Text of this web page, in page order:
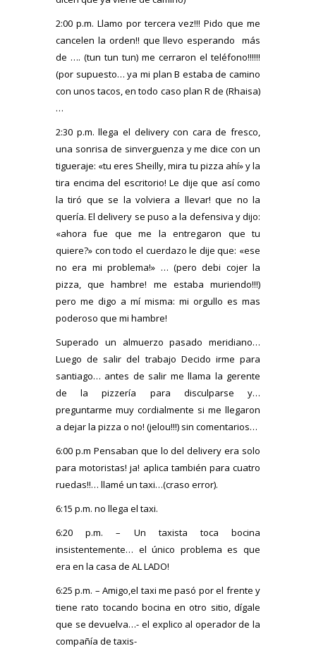
2:00 p.m. Llamo por tercera vez!!! Pido que me
cancelen la orden!! que llevo esperando más
de …. (tun tun tun) me cerraron el teléfono!!!!!!
(por supuesto… ya mi plan B estaba de camino
con unos tacos, en todo caso plan R de (Rhaisa)
…
2:30 p.m. llega el delivery con cara de fresco,
una sonrisa de sinverguenza y me dice con un
tigueraje: «tu eres Sheilly, mira tu pizza ahí» y la
tira encima del escritorio! Le dije que así como
la tiró que se la volviera a llevar! que no la
quería. El delivery se puso a la defensiva y dijo:
«ahora fue que me la entregaron que tu
quiere?» con todo el cuerdazo le dije que: «ese
no era mi problema!» … (pero debi cojer la
pizza, que hambre! me estaba muriendo!!!)
pero me digo a mí misma: mi orgullo es mas
poderoso que mi hambre!
Superado un almuerzo pasado meridiano…
Luego de salir del trabajo Decido irme para
santiago… antes de salir me llama la gerente
de la pizzería para disculparse y…
preguntarme muy cordialmente si me llegaron
a dejar la pizza o no! (jelou!!!) sin comentarios…
6:00 p.m Pensaban que lo del delivery era solo
para motoristas! ja! aplica también para cuatro
ruedas!!… llamé un taxi…(craso error).
6:15 p.m. no llega el taxi.
6:20 p.m. – Un taxista toca bocina
insistentemente… el único problema es que
era en la casa de AL LADO!
6:25 p.m. – Amigo,el taxi me pasó por el frente y
tiene rato tocando bocina en otro sitio, dígale
que se devuelva…- el explico al operador de la
compañía de taxis-